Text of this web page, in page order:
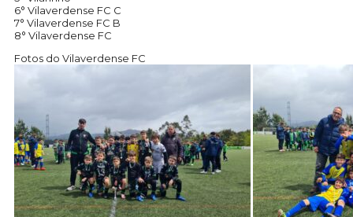
6° Vilaverdense FC C
7° Vilaverdense FC B
8° Vilaverdense FC
Fotos do Vilaverdense FC